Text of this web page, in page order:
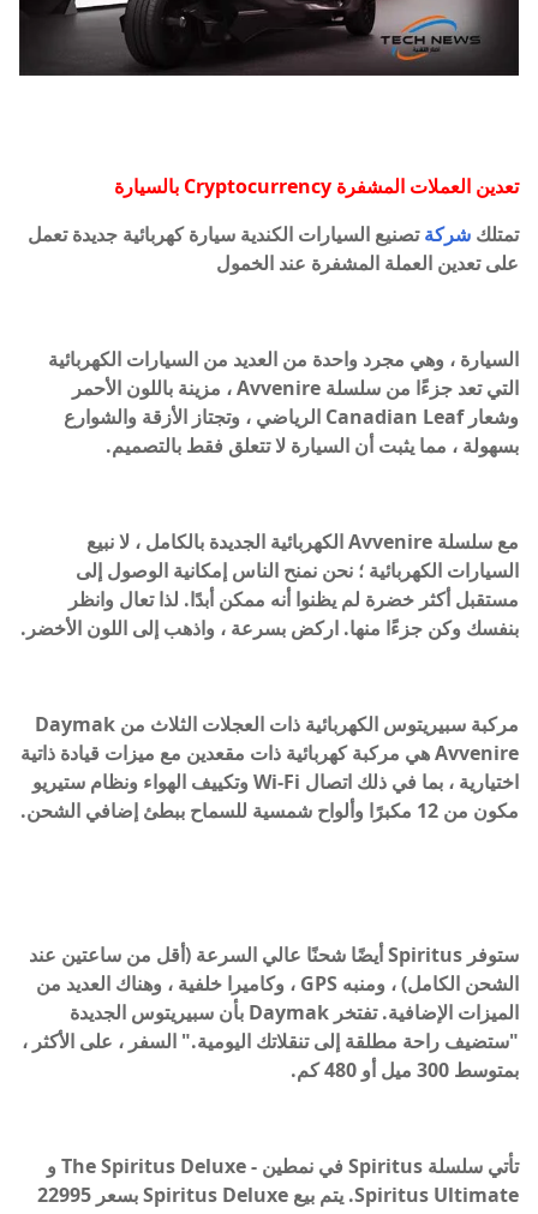
تعدين العملات المشفرة Cryptocurrency بالسيارة
تمتلك شركةتصنيع السيارات الكندية سيارة كهربائية جديدة تعمل
على تعدين العملة المشفرة عند الخمول
السيارة ، وهي مجرد واحدة من العديد من السيارات الكهربائية
التي تعد جزءًا من سلسلة Avvenire ، مزينة باللون الأحمر
وشعار Canadian Leaf الرياضي ، وتجتاز الأزقة والشوارع
بسهولة ، مما يثبت أن السيارة لا تتعلق فقط بالتصميم.
مع سلسلة Avvenire الكهربائية الجديدة بالكامل ، لا نبيع
السيارات الكهربائية ؛ نحن نمنح الناس إمكانية الوصول إلى
مستقبل أكثر خضرة لم يظنوا أنه ممكن أبدًا. لذا تعال وانظر
بنفسك وكن جزءًا منها. اركض بسرعة ، واذهب إلى اللون الأخضر.
مركبة سبيريتوس الكهربائية ذات العجلات الثلاث من Daymak
Avvenire هي مركبة كهربائية ذات مقعدين مع ميزات قيادة ذاتية
اختيارية ، بما في ذلك اتصال Wi-Fi وتكييف الهواء ونظام ستيريو
مكون من 12 مكبرًا وألواح شمسية للسماح ببطئ إضافي الشحن.
ستوفر Spiritus أيضًا شحنًا عالي السرعة (أقل من ساعتين عند
الشحن الكامل) ، ومنبه GPS ، وكاميرا خلفية ، وهناك العديد من
الميزات الإضافية. تفتخر Daymak بأن سبيريتوس الجديدة
"ستضيف راحة مطلقة إلى تنقلاتك اليومية." السفر ، على الأكثر ،
بمتوسط ​​300 ميل أو 480 كم.
تأتي سلسلة Spiritus في نمطين - The Spiritus Deluxe و
Spiritus Ultimate. يتم بيع Spiritus Deluxe بسعر 22995